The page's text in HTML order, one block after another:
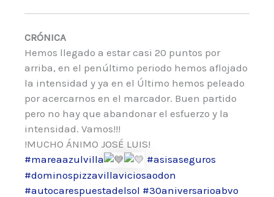
CRÓNICA
Hemos llegado a estar casi 20 puntos por
arriba, en el penúltimo periodo hemos aflojado
la intensidad y ya en el Último hemos peleado
por acercarnos en el marcador. Buen partido
pero no hay que abandonar el esfuerzo y la
intensidad. Vamos!!!
!MUCHO ÁNIMO JOSÉ LUIS!
#mareaazulvilla
#asisaseguros
#dominospizzavillaviciosaodon
#autocarespuestadelsol #30aniversarioabvo